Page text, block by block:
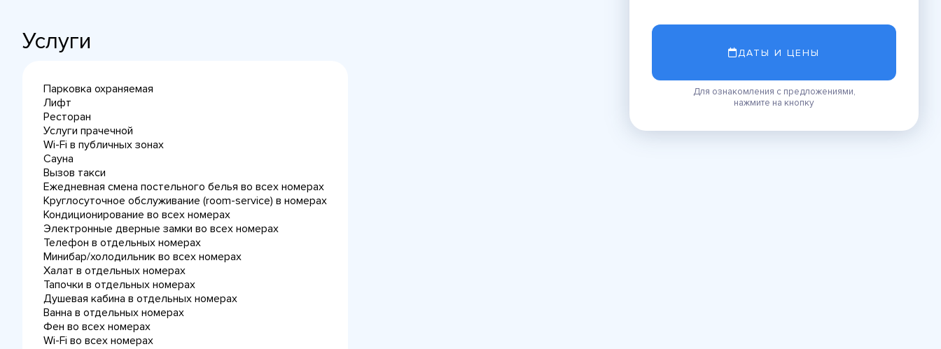
ДАТЫ И ЦЕНЫ
Для ознакомления с предложениями,
нажмите на кнопку
Услуги
Парковка охраняемая
Лифт
Ресторан
Услуги прачечной
Wi-Fi в публичных зонах
Сауна
Вызов такси
Ежедневная cмена постельного белья во всех номерах
Круглосуточное обслуживание (room-service) в номерах
Кондиционирование во всех номерах
Электронные дверные замки во всех номерах
Телефон в отдельных номерах
Минибар/холодильник во всех номерах
Халат в отдельных номерах
Тапочки в отдельных номерах
Душевая кабина в отдельных номерах
Ванна в отдельных номерах
Фен во всех номерах
Wi-Fi во всех номерах